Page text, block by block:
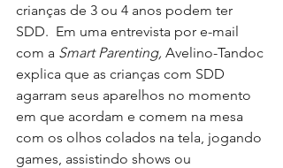
crianças de 3 ou 4 anos podem ter
SDD.  Em uma entrevista por e-mail
com a Smart Parenting, Avelino-Tandoc
explica que as crianças com SDD
agarram seus aparelhos no momento
em que acordam e comem na mesa
com os olhos colados na tela, jogando
games, assistindo shows ou